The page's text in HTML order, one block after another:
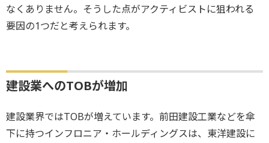
なくありません。そうした点がアクティビストに狙われる
要因の1つだと考えられます。
建設業へのTOBが増加
建設業界ではTOBが増えています。前田建設工業などを傘
下に持つインフロニア・ホールディングスは、東洋建設に